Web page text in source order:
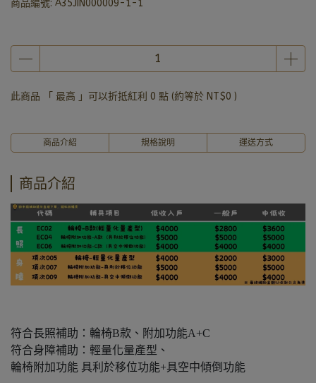
商品編號: A35JIN000009-1-1
此商品 「 最高 」可以折抵紅利 0 點 (約等於 NT$0 )
商品介紹 規格說明 運送方式
商品介紹
符合長照補助：輪椅B款、附加功能A+C
符合身障補助：輕量化量產型、
輪椅附加功能 具利於移位功能+具空中傾倒功能